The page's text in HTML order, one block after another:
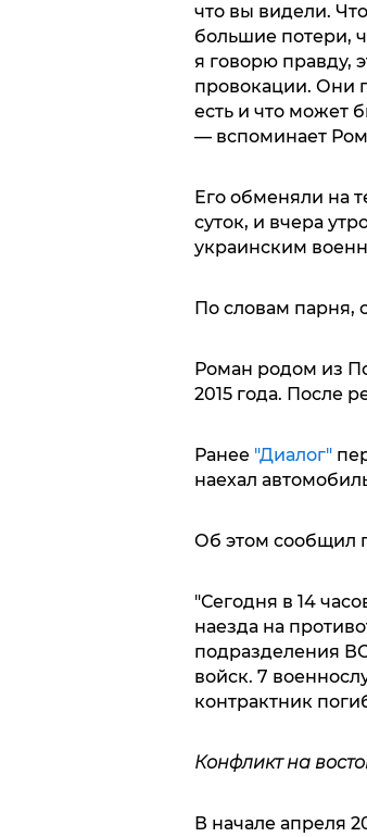
что вы видели.
большие потери,
я говорю правду,
провокации. Они
есть и что может
— вспоминает
Его обменяли на
суток, и вчера
украинским
По словам парня,
Роман родом из
2015 года. После
Ранее "Диалог"
наехал
Об этом сообщил
"Сегодня в 14
наезда на
подразделения
войск. 7
контрактник
Конфликт на
В начале апреля